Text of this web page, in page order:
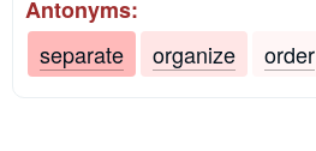
Antonyms:
separate
organize order